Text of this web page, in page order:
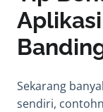
Sekarang
sendiri,